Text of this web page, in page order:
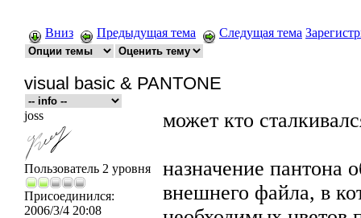
Вниз Предыдущая тема Следущая тема
visual basic & PANTONE
joss
Пользователь 2 уровня
Присоединился:
2006/3/4 20:08
может кто
назначение пантона
внешнего файла, в